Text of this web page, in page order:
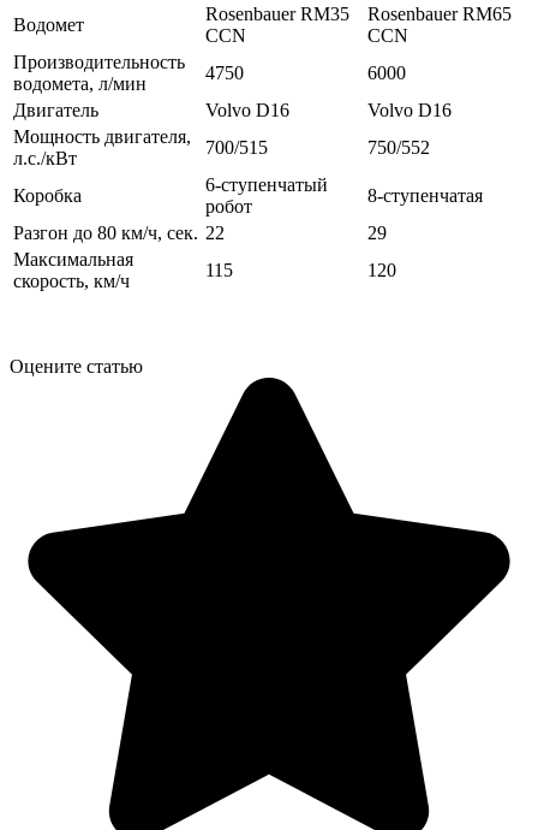
Водомет
Rosenbauer RM35
CCN
Rosenbauer RM65
CCN
Производительность
водомета, л/мин
4750
6000
Двигатель
Volvo D16
Volvo D16
Мощность двигателя,
л.с./кВт
700/515 750/552
Коробка
6-ступенчатый
робот
8-ступенчатая
Разгон до 80 км/ч, сек. 22
29
Максимальная
скорость, км/ч
115 120
Оцените статью